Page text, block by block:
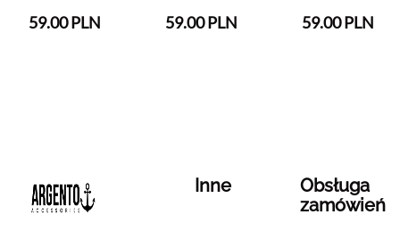
59.00 PLN 59.00 PLN 59.00 PLN
Inne
Obsługa
zamówień